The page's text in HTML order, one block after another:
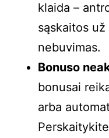
klaida –
sąskaitos
nebuvimas.
Bonuso
bonusai
arba